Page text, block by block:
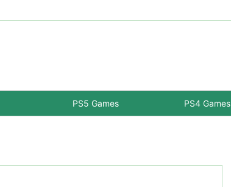
PS5 Games PS4 Games